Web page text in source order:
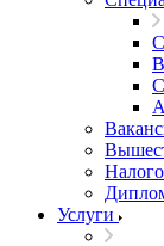
Услуги